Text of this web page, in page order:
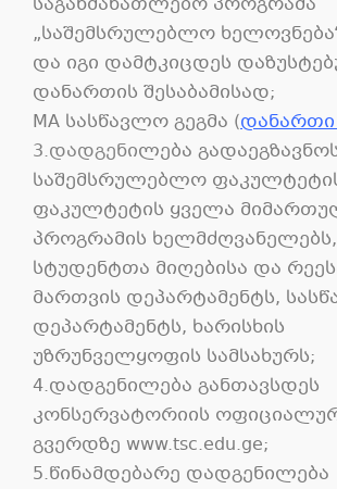
„საშემსრულებლო
და იგი დამტკიცდეს
დანართის შესაბამისად;
MA სასწავლო გეგმა (დანართი
3.დადგენილება
საშემსრულებლო
ფაკულტეტის ყველა
პროგრამის ხელმძღვანელებს,
სტუდენტთა მიღებისა და
მართვის დეპარტამენტს,
დეპარტამენტს, ხარისხის
უზრუნველყოფის სამსახურს;
4.დადგენილება განთავსდეს
კონსერვატორიის
გვერდზე www.tsc.edu.ge;
5.წინამდებარე დადგენილება